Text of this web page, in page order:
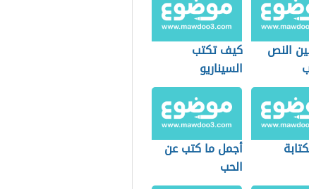
النص
كيف تكتب
السيناريو
أجمل ما كتب عن
الحب